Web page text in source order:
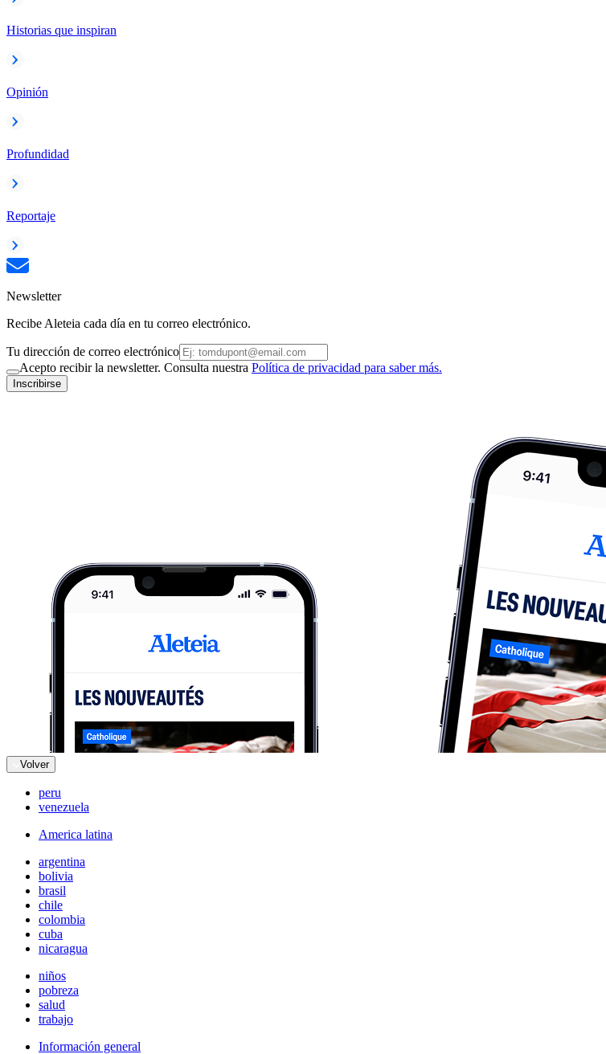
Historias que inspiran
Opinión
Profundidad
Reportaje
Newsletter
Recibe Aleteia cada día en tu correo electrónico.
Tu dirección de correo electrónico
Acepto recibir la newsletter. Consulta nuestra Política de privacidad para saber más.
Inscribirse
Volver
peru
venezuela
America latina
argentina
bolivia
brasil
chile
colombia
cuba
nicaragua
niños
pobreza
salud
trabajo
Información general